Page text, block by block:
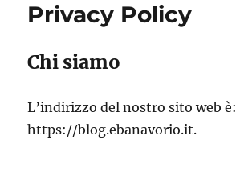
Privacy Policy
Chi siamo
L’indirizzo del nostro sito web è:
https://blog.ebanavorio.it.